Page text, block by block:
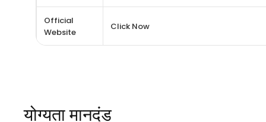
Official
Website
Click Now
योग्यता मानदंड